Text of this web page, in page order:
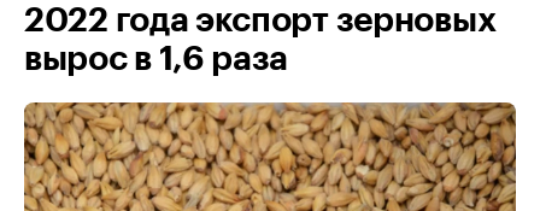
2022 года экспорт зерновых
вырос в 1,6 раза